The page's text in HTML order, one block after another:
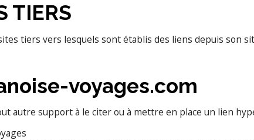
TIERS
tiers vers lesquels sont établis des liens depuis son
voyages.com
autre support à le citer ou à mettre en place un lien